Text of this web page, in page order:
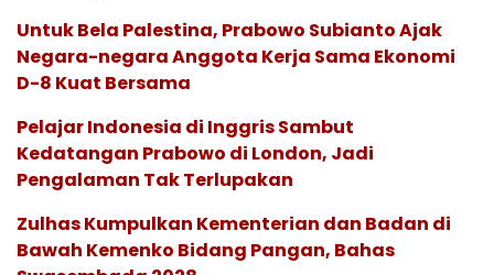
Untuk Bela Palestina, Prabowo Subianto Ajak
Negara-negara Anggota Kerja Sama Ekonomi
D-8 Kuat Bersama
Pelajar Indonesia di Inggris Sambut
Kedatangan Prabowo di London, Jadi
Pengalaman Tak Terlupakan
Zulhas Kumpulkan Kementerian dan Badan di
Bawah Kemenko Bidang Pangan, Bahas